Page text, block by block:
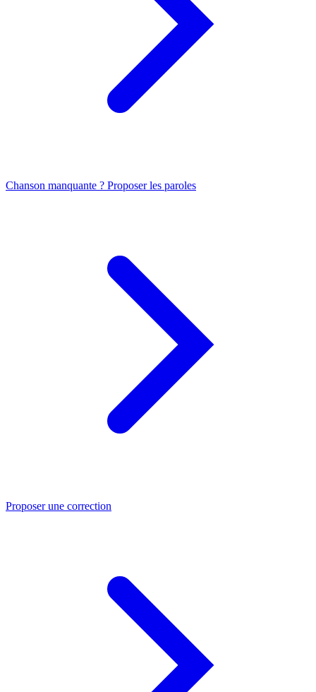
Chanson manquante ? Proposer les paroles
Proposer une correction